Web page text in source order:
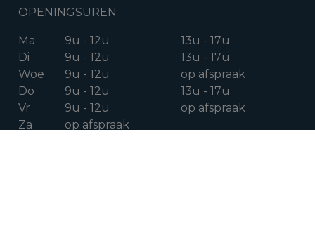
OPENINGSUREN
Ma 9u - 12u
13u - 17u
Di
9u - 12u
13u - 17u
Woe
9u - 12u
op afspraak
Do
9u - 12u
13u - 17u
Vr
9u - 12u
op afspraak
Za
op afspraak